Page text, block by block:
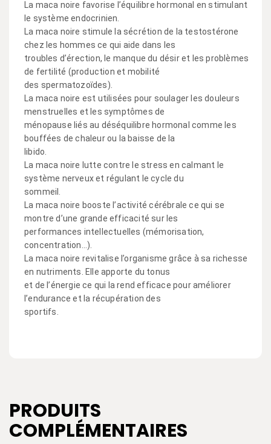
La maca noire favorise l’équilibre hormonal en stimulant
le système endocrinien.
La maca noire stimule la sécrétion de la testostérone
chez les hommes ce qui aide dans les
troubles d’érection, le manque du désir et les problèmes
de fertilité (production et mobilité
des spermatozoïdes).
La maca noire est utilisées pour soulager les douleurs
menstruelles et les symptômes de
ménopause liés au déséquilibre hormonal comme les
bouffées de chaleur ou la baisse de la
libido.
La maca noire lutte contre le stress en calmant le
système nerveux et régulant le cycle du
sommeil.
La maca noire booste l’activité cérébrale ce qui se
montre d’une grande efficacité sur les
performances intellectuelles (mémorisation,
concentration…).
La maca noire revitalise l’organisme grâce à sa richesse
en nutriments. Elle apporte du tonus
et de l’énergie ce qui la rend efficace pour améliorer
l’endurance et la récupération des
sportifs.
PRODUITS
COMPLÉMENTAIRES